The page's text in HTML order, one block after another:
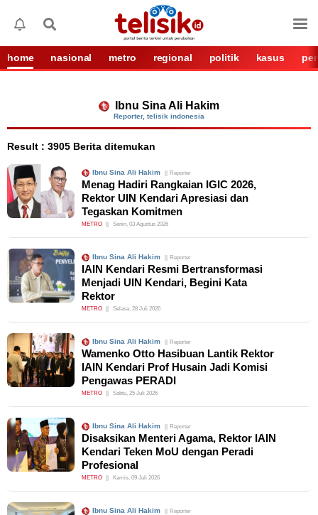
home nasional metro regional politik kasus
Ibnu Sina Ali Hakim
Reporter, telisik indonesia
Result : 3905 Berita ditemukan
Ibnu Sina Ali Hakim Reporter
Menag Hadiri Rangkaian IGIC 2026,
Rektor UIN Kendari Apresiasi dan
Tegaskan Komitmen
METRO Senin, 03 Agustus 2026
Ibnu Sina Ali Hakim Reporter
IAIN Kendari Resmi Bertransformasi
Menjadi UIN Kendari, Begini Kata
Rektor
METRO Selasa, 28 Juli 2026
Ibnu Sina Ali Hakim Reporter
Wamenko Otto Hasibuan Lantik Rektor
IAIN Kendari Prof Husain Jadi Komisi
Pengawas PERADI
METRO Sabtu, 25 Juli 2026
Ibnu Sina Ali Hakim Reporter
Disaksikan Menteri Agama, Rektor IAIN
Kendari Teken MoU dengan Peradi
Profesional
METRO Kamis, 09 Juli 2026
Ibnu Sina Ali Hakim Reporter